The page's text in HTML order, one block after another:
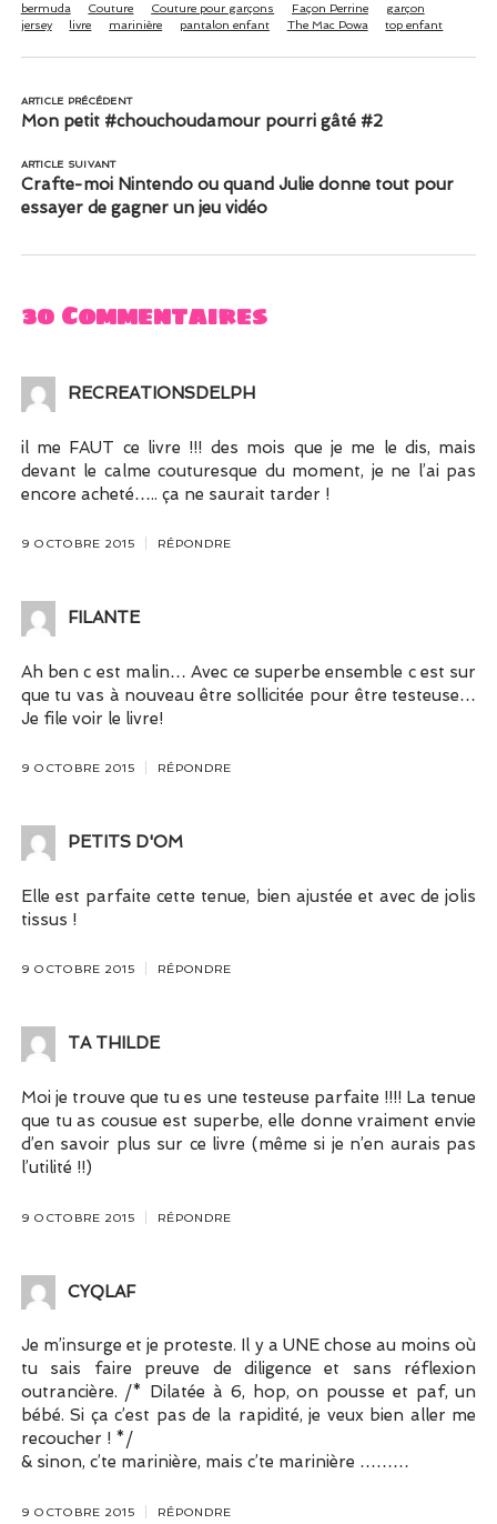
bermuda
Couture Couture pour garçons Façon Perrine
garçon
jersey
livre marinière pantalon enfant The Mac Powa top enfant
ARTICLE PRÉCÉDENT
Mon petit #chouchoudamour pourri gâté #2
ARTICLE SUIVANT
Crafte-moi Nintendo ou quand Julie donne tout pour
essayer de gagner un jeu vidéo
30 Commentaires
RECREATIONSDELPH
il me FAUT ce livre !!! des mois que je me le dis, mais
devant le calme couturesque du moment, je ne l’ai pas
encore acheté….. ça ne saurait tarder !
9 OCTOBRE 2015 RÉPONDRE
FILANTE
Ah ben c est malin… Avec ce superbe ensemble c est sur
que tu vas à nouveau être sollicitée pour être testeuse…
Je file voir le livre!
9 OCTOBRE 2015 RÉPONDRE
PETITS D'OM
Elle est parfaite cette tenue, bien ajustée et avec de jolis
tissus !
9 OCTOBRE 2015 RÉPONDRE
TA THILDE
Moi je trouve que tu es une testeuse parfaite !!!! La tenue
que tu as cousue est superbe, elle donne vraiment envie
d’en savoir plus sur ce livre (même si je n’en aurais pas
l’utilité !!)
9 OCTOBRE 2015 RÉPONDRE
CYQLAF
Je m’insurge et je proteste. Il y a UNE chose au moins où
tu sais faire preuve de diligence et sans réflexion
outrancière. /* Dilatée à 6, hop, on pousse et paf, un
bébé. Si ça c’est pas de la rapidité, je veux bien aller me
recoucher ! */
& sinon, c’te marinière, mais c’te marinière ………
9 OCTOBRE 2015 RÉPONDRE